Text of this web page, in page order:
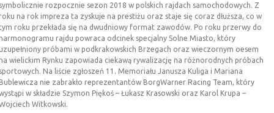
ZESPÓŁ
REGULAMINY
KONTAKT
rozpocznie sezon 2018 w polskich rajdach samochodowych. Z
na rok impreza ta zyskuje na prestiżu oraz staje się coraz dłuższa, co w
roku przekłada się na dwudniowy format zawodów. Po roku przerwy do
rajdu powraca odcinek specjalny Solne Miasto, który
próbami w podkrakowskich Brzegach oraz wieczornym oesem
wielickim Rynku zapowiada ciekawą rywalizację na różnorodnych próbach
Na liście zgłoszeń 11. Memoriału Janusza Kuliga i Mariana
nie zabrakło reprezentantów BorgWarner Racing Team, który
w składzie Szymon Piękoś – Łukasz Krasowski oraz Karol Krupa –
Witkowski.